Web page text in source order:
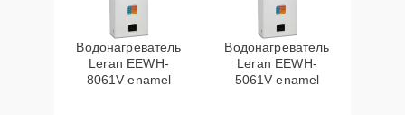
Водонагреватель
Leran EEWH-
8061V enamel
Водонагреватель
Leran EEWH-
5061V enamel